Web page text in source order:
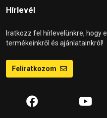
Hírlevél
Iratkozz fel hírlevelünkre, hogy
termékeinkről és ajánlatainkról!
Feliratkozom